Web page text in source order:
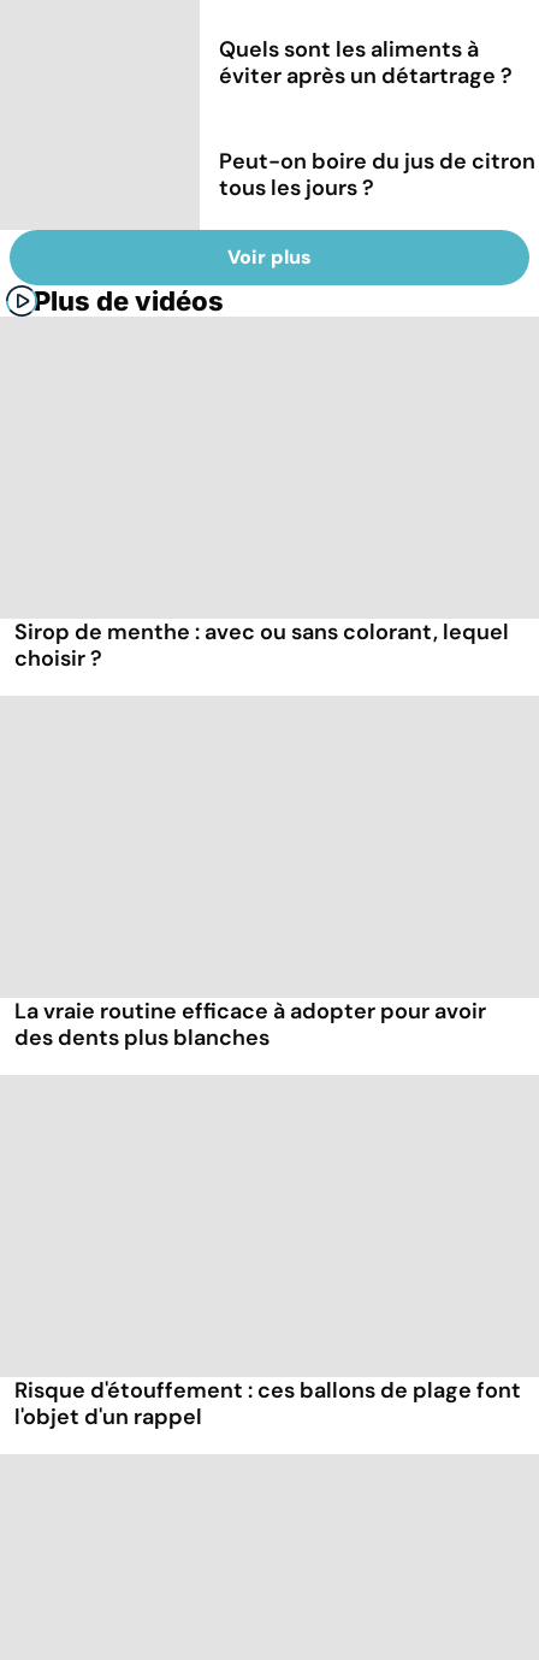
Quels sont les aliments à
éviter après un détartrage ?
Peut-on boire du jus de citron
tous les jours ?
Voir plus
Plus de vidéos
Sirop de menthe : avec ou sans colorant, lequel
choisir ?
La vraie routine efficace à adopter pour avoir
des dents plus blanches
Risque d'étouffement : ces ballons de plage font
l'objet d'un rappel